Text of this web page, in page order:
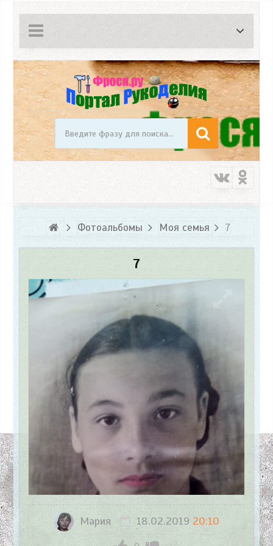
Фотоальбомы Моя семья 7
7
Мария 18.02.2019 20:10